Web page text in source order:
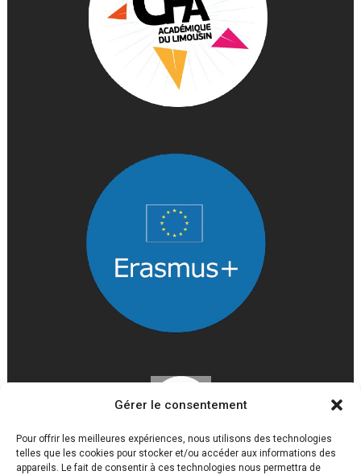
Gérer le consentement
Pour offrir les meilleures expériences, nous utilisons des technologies
telles que les cookies pour stocker et/ou accéder aux informations des
appareils. Le fait de consentir à ces technologies nous permettra de